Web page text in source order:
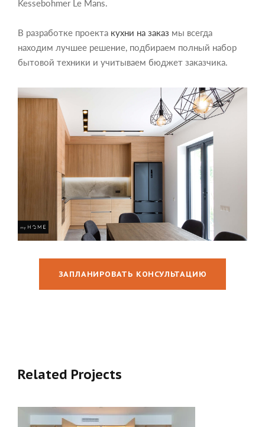
Kessebohmer Le Mans.
В разработке проекта кухни на заказ мы всегда
находим лучшее решение, подбираем полный набор
бытовой техники и учитываем бюджет заказчика.
ЗАПЛАНИРОВАТЬ КОНСУЛЬТАЦИЮ
Related Projects